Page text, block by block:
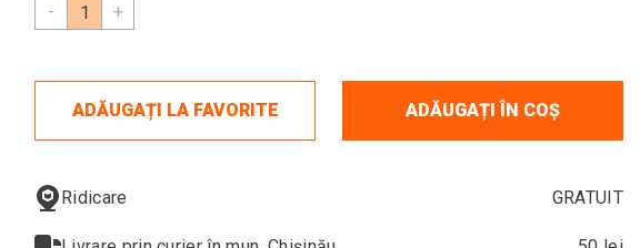
-
+
ADĂUGAȚI LA FAVORITE ADĂUGAȚI ÎN COȘ
Ridicare GRATUIT